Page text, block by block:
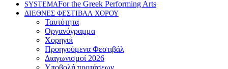
SYSTEMAFor the Greek Performing Arts
ΔΙΕΘΝΕΣ ΦΕΣΤΙΒΑΛ ΧΟΡΟΥ
Ταυτότητα
Οργανόγραμμα
Χορηγοί
Προηγούμενα Φεστιβάλ
Διαγωνισμοί 2026
Υποβολή προτάσεων